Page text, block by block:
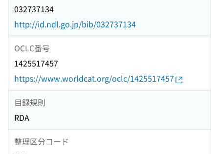
032737134
http://id.ndl.go.jp/bib/032737134
OCLC番号
1425517457
https://www.worldcat.org/oclc/1425517457
目録規則
RDA
整理区分コード